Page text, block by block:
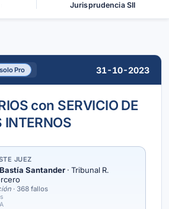
Jurisprudencia SII
Pro 31-10-2023
con SERVICIO DE
INTERNOS
JUEZ
Santander · Tribunal R.
· 368 fallos